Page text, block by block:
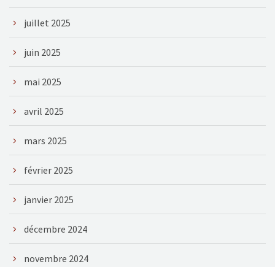
juillet 2025
juin 2025
mai 2025
avril 2025
mars 2025
février 2025
janvier 2025
décembre 2024
novembre 2024